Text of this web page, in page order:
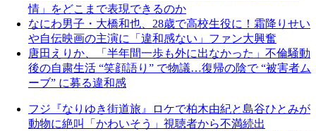
情」をどこまで表現できるのか
なにわ男子・大橋和也、28歳で高校生役に！霜降りせい
や自伝映画の主演に「違和感ない」ファン大興奮
唐田えりか、「半年間一歩も外に出なかった」不倫騒動
後の自粛生活 “笑顔語り” で物議…復帰の陰で “被害者ム
ーブ” に募る違和感
フジ『なりゆき街道旅』ロケで柏木由紀と島谷ひとみが
動物に絶叫「かわいそう」視聴者から不満続出